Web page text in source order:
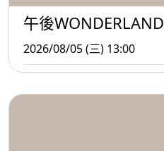
午後WONDERLAND
2026/08/05 (三) 13:00